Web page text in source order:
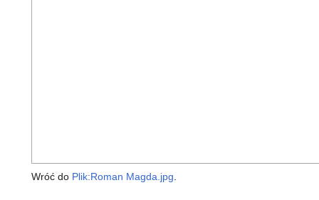
Wróć do Plik:Roman Magda.jpg